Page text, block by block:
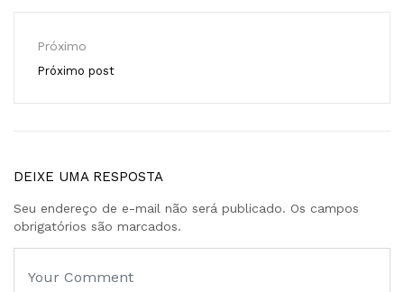
Próximo
Próximo post
DEIXE UMA RESPOSTA
Seu endereço de e-mail não será publicado. Os campos
obrigatórios são marcados.